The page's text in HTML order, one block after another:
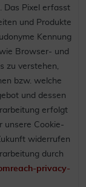
Das Pixel erfasst
und Produkte
Kennung
Browser- und
zu verstehen,
bzw. welche
und dessen
erfolgt
unsere Cookie-
widerrufen
durch
privacy-